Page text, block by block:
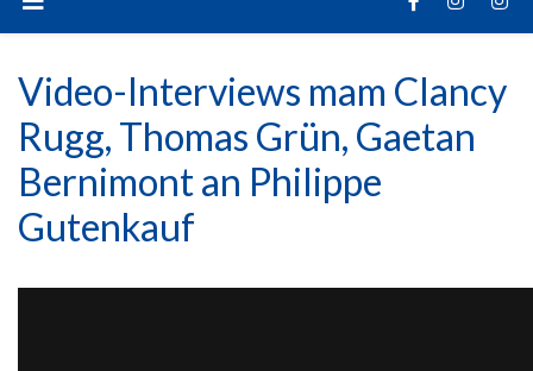
Video-Interviews mam Clancy
Rugg, Thomas Grün, Gaetan
Bernimont an Philippe
Gutenkauf